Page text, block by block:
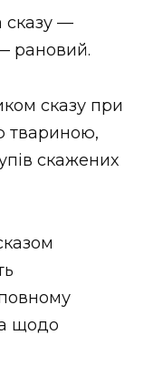
сказу —
рановий.
сказу при
твариною,
скажених
щодо